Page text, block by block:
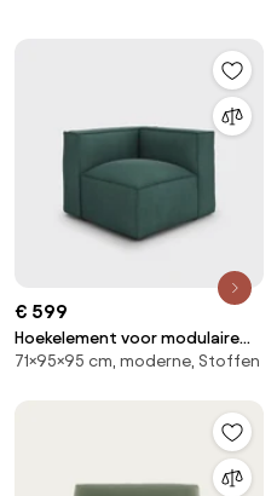
€ 599
Hoekelement voor modulaire
bank, in ribfluweel, Seven
71×95×95 cm, moderne, Stoffen